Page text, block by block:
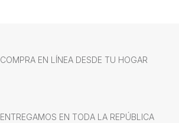
COMPRA EN LÍNEA DESDE TU HOGAR
ENTREGAMOS EN TODA LA REPÚBLICA